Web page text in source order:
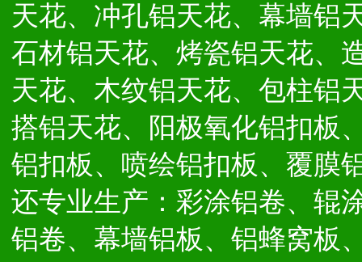
天花、冲孔铝天花、幕墙铝
石材铝天花、烤瓷铝天花、
天花、木纹铝天花、包柱铝
搭铝天花、阳极氧化铝扣板
铝扣板、喷绘铝扣板、覆膜
还专业生产：彩涂铝卷、辊
铝卷、幕墙铝板、铝蜂窝板